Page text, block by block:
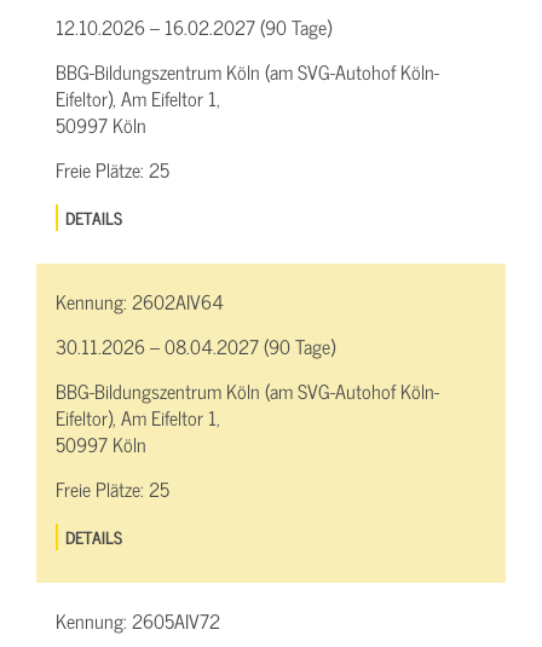
12.10.2026 – 16.02.2027 (90 Tage)
BBG-Bildungszentrum Köln (am SVG-Autohof Köln-
Eifeltor), Am Eifeltor 1,
50997 Köln
Freie Plätze:25
DETAILS
Kennung:2602AIV64
30.11.2026 – 08.04.2027 (90 Tage)
BBG-Bildungszentrum Köln (am SVG-Autohof Köln-
Eifeltor), Am Eifeltor 1,
50997 Köln
Freie Plätze:25
DETAILS
Kennung:2605AIV72